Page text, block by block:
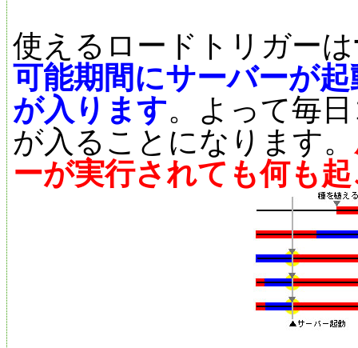
使えるロードトリガーは
可能期間にサーバーが
が入ります。よって毎
が入ることになります。
ーが実行されても何も